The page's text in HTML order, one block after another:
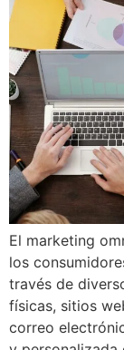
El marketing
los
través de
físicas, sitios
correo